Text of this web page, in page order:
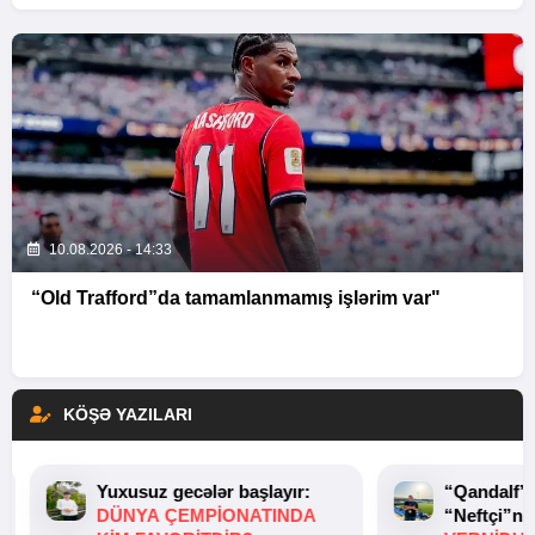
10.08.2026 - 14:33
“Old Trafford”da tamamlanmamış işlərim var"
KÖŞƏ YAZILARI
Yuxusuz gecələr başlayır:
DÜNYA ÇEMPIONATINDA